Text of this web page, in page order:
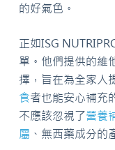
的好氣色。
正如ISG
單。他們提供的維
擇，旨在為全家人
食者也能安心補充
不應該忽視了營養
屬 、無西藥成分的